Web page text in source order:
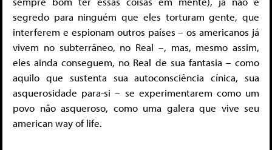
segredo para ninguém que eles torturam gente, que
interferem e espionam outros países – os americanos já
vivem no subterrâneo, no Real –, mas, mesmo assim,
eles ainda conseguem, no Real de sua fantasia – como
aquilo que sustenta sua autoconsciência cínica, sua
asquerosidade para-si – se experimentarem como um
povo não asqueroso, como uma galera que vive seu
american way of life.